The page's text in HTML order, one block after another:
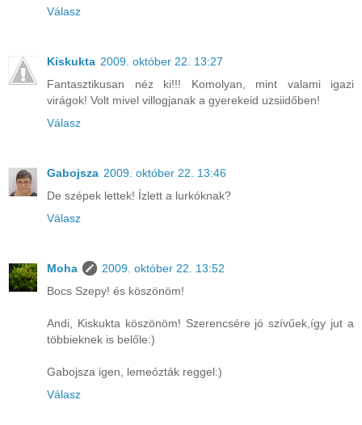
Válasz
Kiskukta 2009. október 22. 13:27
Fantasztikusan néz ki!!! Komolyan, mint valami igazi
virágok! Volt mivel villogjanak a gyerekeid uzsiidőben!
Válasz
Gabojsza 2009. október 22. 13:46
De szépek lettek! Ízlett a lurkóknak?
Válasz
Moha
2009. október 22. 13:52
Bocs Szepy! és köszönöm!
Andi, Kiskukta köszönöm! Szerencsére jó szívűek,így jut a
többieknek is belőle:)
Gabojsza igen, lemeózták reggel:)
Válasz